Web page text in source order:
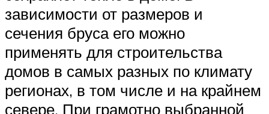
зависимости от размеров и
сечения бруса его можно
применять для строительства
домов в самых разных по климату
регионах, в том числе и на крайнем
севере. При грамотно выбранной